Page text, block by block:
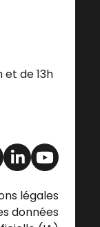
et de 13h
légales
données